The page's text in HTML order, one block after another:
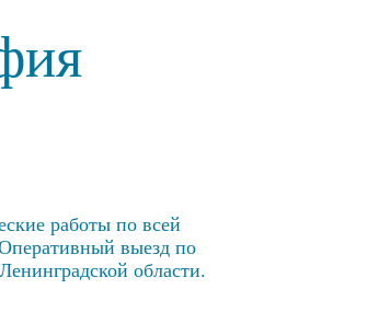
работы по всей
выезд по
области.